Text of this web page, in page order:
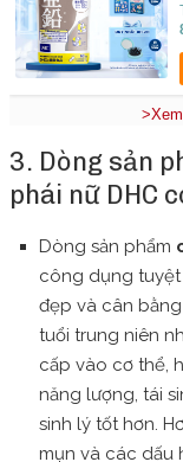
3. Dòng sản
phái nữ DHC
Dòng sản phẩm
công dụng tuyệt
đẹp và cân
tuổi trung niên
cấp vào cơ thể,
năng lượng, tái
sinh lý tốt hơn.
mụn và các dấu